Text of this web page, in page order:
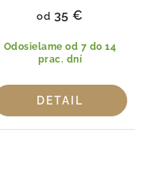
Odosielame od 7 do 14
prac. dní
od 35 €
DETAIL